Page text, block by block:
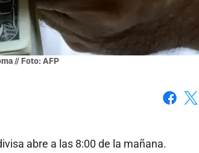
// Foto: AFP
abre a las 8:00 de la mañana.